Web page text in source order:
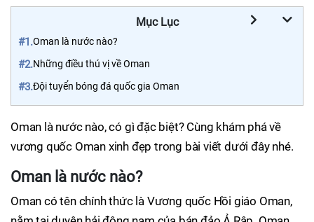
Mục Lục
#1.Oman là nước nào?
#2.Những điều thú vị về Oman
#3.Đội tuyển bóng đá quốc gia Oman
Oman là nước nào, có gì đặc biệt? Cùng khám phá về
vương quốc Oman xinh đẹp trong bài viết dưới đây nhé.
Oman là nước nào?
Oman có tên chính thức là Vương quốc Hồi giáo Oman,